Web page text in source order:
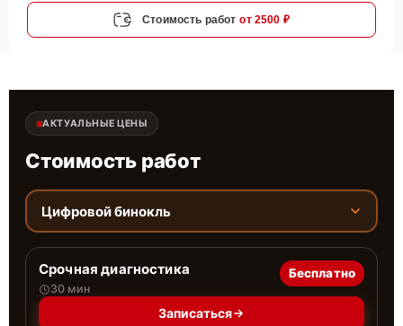
Стоимость работ от 2500 ₽
АКТУАЛЬНЫЕ ЦЕНЫ
Стоимость работ
Цифровой бинокль
Срочная диагностика
30 мин
Бесплатно
Записаться